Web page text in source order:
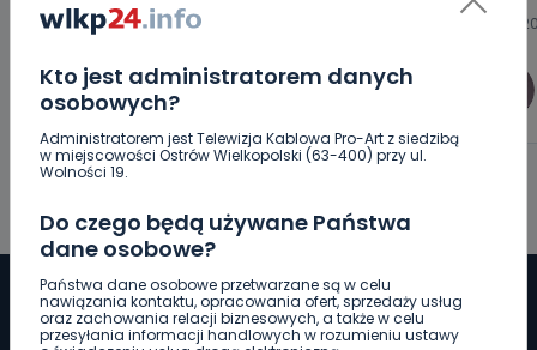
Kto jest administratorem danych
osobowych?
Administratorem jest Telewizja Kablowa Pro-Art z siedzibą
w miejscowości Ostrów Wielkopolski (63-400) przy ul.
Wolności 19.
Do czego będą używane Państwa
dane osobowe?
Państwa dane osobowe przetwarzane są w celu
nawiązania kontaktu, opracowania ofert, sprzedaży usług
oraz zachowania relacji biznesowych, a także w celu
przesyłania informacji handlowych w rozumieniu ustawy
07.08.2026 20:56
Aleksandra Barczak 0